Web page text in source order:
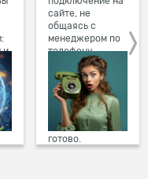
и
сайте, не
общаясь с
менеджером по
телефону.
Просто в три
клика заполните
форму заявки на
сайте, выберите
дату и время
подключения,
готово.